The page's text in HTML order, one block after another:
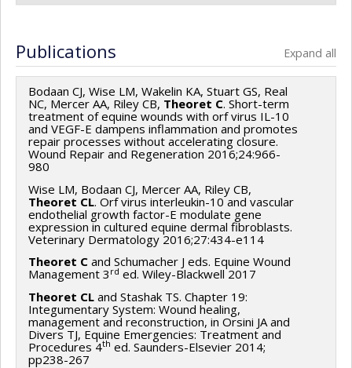
sciences naturelles et génie du Canada (CRSNG)
subvention à la découverte individuelle ou de groupe
Co-researchers :
Marilène Paquet
Funding sources:
American College Veterinary
Surgeons Foundation
Grant programs:
Publications Expand all
Bodaan CJ, Wise LM, Wakelin KA, Stuart GS, Real
NC, Mercer AA, Riley CB, Theoret C. Short-term
treatment of equine wounds with orf virus IL-10
and VEGF-E dampens inflammation and promotes
repair processes without accelerating closure.
Wound Repair and Regeneration 2016;24:966-
980
Wise LM, Bodaan CJ, Mercer AA, Riley CB,
Theoret CL. Orf virus interleukin-10 and vascular
endothelial growth factor-E modulate gene
expression in cultured equine dermal fibroblasts.
Veterinary Dermatology 2016;27:434-e114
Theoret C and Schumacher J eds. Equine Wound
Management 3 rd ed. Wiley-Blackwell 2017
Theoret CL and Stashak TS. Chapter 19:
Integumentary System: Wound healing,
management and reconstruction, in Orsini JA and
Divers TJ, Equine Emergencies: Treatment and
Procedures 4th ed. Saunders-Elsevier 2014;
pp238-267